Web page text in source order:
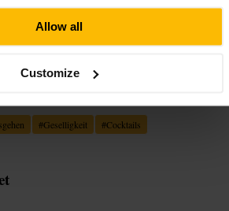
Allow all
Customize
Fokus auf gutes Essen und
#Geselligkeit #Cocktails